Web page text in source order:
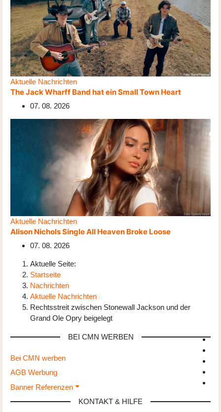
Aktuelle Nachrichten
The Jack Wharff Band hat ein Small Town Heart
07. 08. 2026
Aktuelle Nachrichten
Alison Nichols Single All Heaven Broke Loose
07. 08. 2026
Aktuelle Seite:
Startseite
Nachrichten
Aktuelle Nachrichten
Rechtsstreit zwischen Stonewall Jackson und der
Grand Ole Opry beigelegt
BEI CMN WERBEN
Bei CMN werben
AGB Werbung
Banner Referenzen
KONTAKT & HILFE